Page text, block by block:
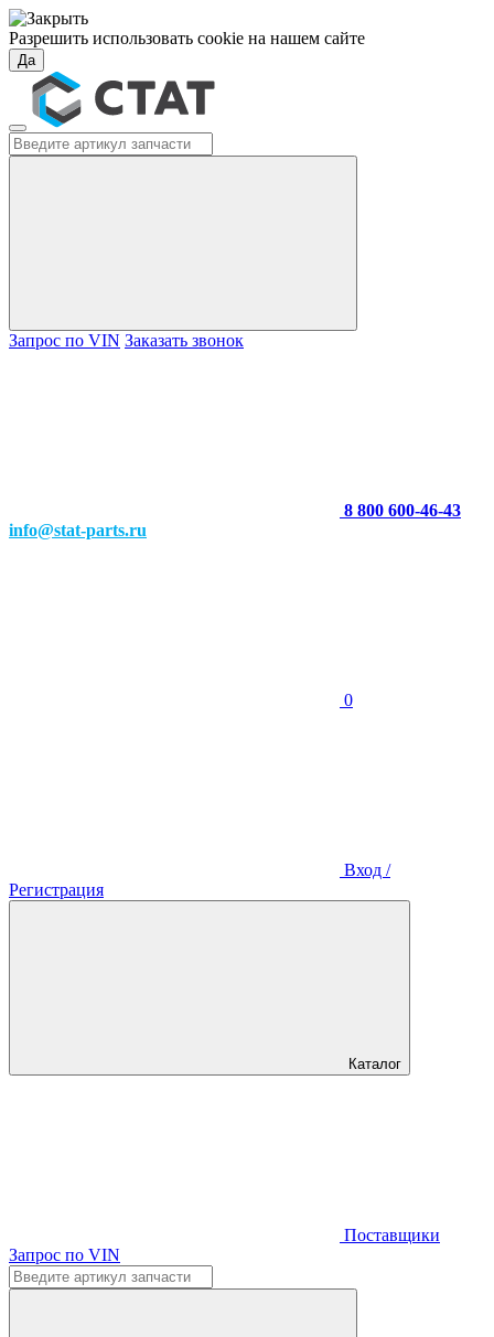
Разрешить использовать cookie на нашем сайте
Да
Запрос по VIN Заказать звонок
8 800 600-46-43
info@stat-parts.ru
0
Вход /
Регистрация
Каталог
Поставщики
Запрос по VIN